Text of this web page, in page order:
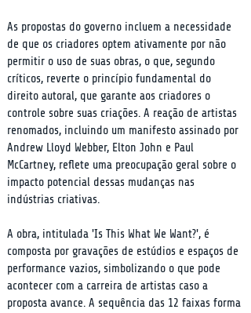
As propostas do governo incluem a necessidade
de que os criadores optem ativamente por não
permitir o uso de suas obras, o que, segundo
críticos, reverte o princípio fundamental do
direito autoral, que garante aos criadores o
controle sobre suas criações. A reação de artistas
renomados, incluindo um manifesto assinado por
Andrew Lloyd Webber, Elton John e Paul
McCartney, reflete uma preocupação geral sobre o
impacto potencial dessas mudanças nas
indústrias criativas.
A obra, intitulada 'Is This What We Want?', é
composta por gravações de estúdios e espaços de
performance vazios, simbolizando o que pode
acontecer com a carreira de artistas caso a
proposta avance. A sequência das 12 faixas forma